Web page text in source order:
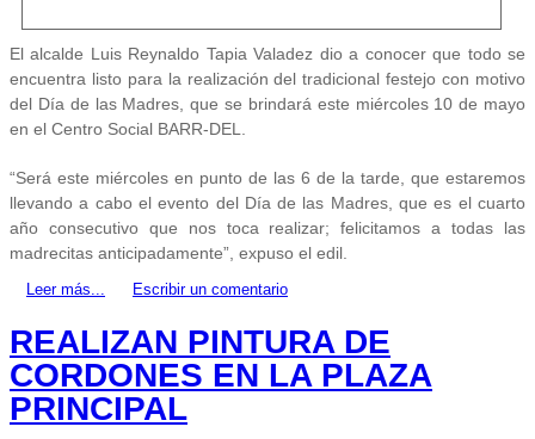
El alcalde Luis Reynaldo Tapia Valadez dio a conocer que todo se
encuentra listo para la realización del tradicional festejo con motivo
del Día de las Madres, que se brindará este miércoles 10 de mayo
en el Centro Social BARR-DEL.
“Será este miércoles en punto de las 6 de la tarde, que estaremos
llevando a cabo el evento del Día de las Madres, que es el cuarto
año consecutivo que nos toca realizar; felicitamos a todas las
madrecitas anticipadamente”, expuso el edil.
Leer más... Escribir un comentario
REALIZAN PINTURA DE
CORDONES EN LA PLAZA
PRINCIPAL